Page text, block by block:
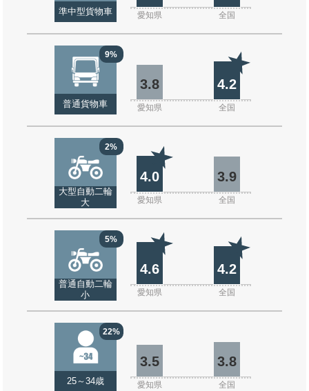
準中型貨物車 愛知県 全国
9%
普通貨物車
3.8 4.2
愛知県 全国
2%
大型自動二輪
大
4.0 3.9
愛知県 全国
5%
普通自動二輪
小
4.6 4.2
愛知県 全国
22%
25～34歳
3.5 3.8
愛知県 全国